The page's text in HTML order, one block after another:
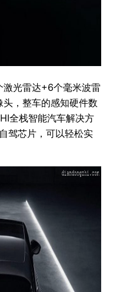
激光雷达+6个毫米波雷
，整车的感知硬件数
全栈智能汽车解决方
驾芯片，可以轻松实